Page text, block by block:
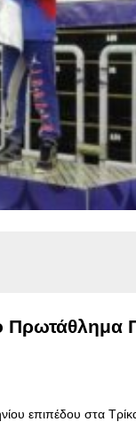
Πρωτάθλημα
επιπέδου στα